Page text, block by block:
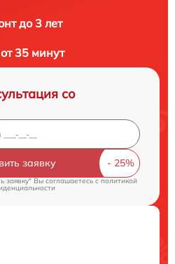
до 3 лет
35 минут
со
заявку
заявку" Вы соглашаетесь cполитикой